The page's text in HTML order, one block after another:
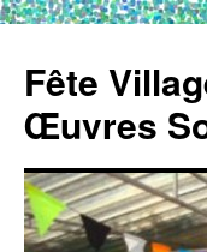
Fête
Œuvres